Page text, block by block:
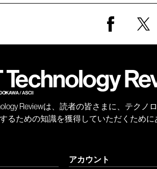
Reviewは、読者の皆さまに、テクノ
るための知識を獲得していただくために
アカウント